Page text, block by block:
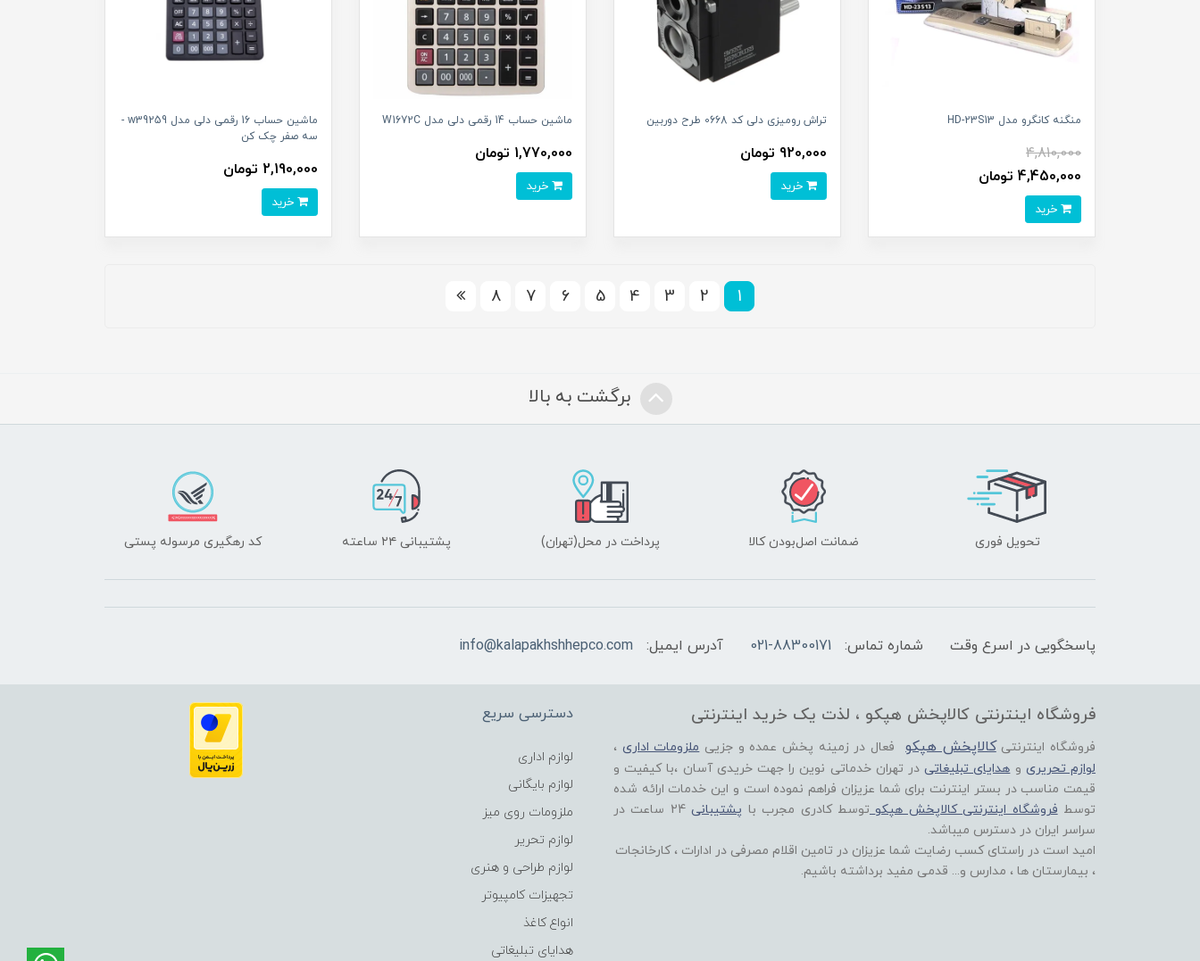
منگنه کانگرو مدل HD-23S13
4,810,000
4,450,000 تومان
تراش رومیزی دلی کد 0668 طرح دوربین
920,000 تومان
ماشین حساب 14 رقمی دلی مدل W1672C
1,770,000 تومان
ماشین حساب 16 رقمی دلی مدل w39259 -
سه صفر چک کن
2,190,000 تومان
1
2
3
4
5
6
7
8
برگشت به بالا
تحویل فوری ضمانت اصل‌بودن کالا پرداخت در محل(تهران) پشتیبانی ۲۴ ساعته کد رهگیری مرسوله پستی
پاسخگویی در اسرع وقت شماره تماس: 021-88300171 آدرس ایمیل: info@kalapakhshhepco.com
فروشگاه اینترنتی کالاپخش هپکو ، لذت یک خرید اینترنتی
فروشگاه اینترنتی کالاپخش هپکو فعال در زمینه پخش عمده و جزیی ملزومات اداری ،
لوازم تحریری و هدایای تبلیغاتیدر تهران خدماتی نوین را جهت خریدی آسان ،با کیفیت و
قیمت مناسب در بستر اینترنت برای شما عزیزان فراهم نموده است و این خدمات ارائه شده
توسط فروشگاه اینترنتی کالاپخش هپکو توسط کادری مجرب با پشتیبانی
24 ساعت در
سراسر ایران در دسترس میباشد.
امید است در راستای کسب رضایت شما عزیزان در تامین اقلام مصرفی در ادارات ، کارخانجات
، بیمارستان ها ، مدارس و... قدمی مفید برداشته باشیم.
دسترسی سریع
لوازم اداری
لوازم بایگانی
ملزومات روی میز
لوازم تحریر
لوازم طراحی و هنری
تجهیزات کامپیوتر
انواع کاغذ
هدایای تبلیغاتی